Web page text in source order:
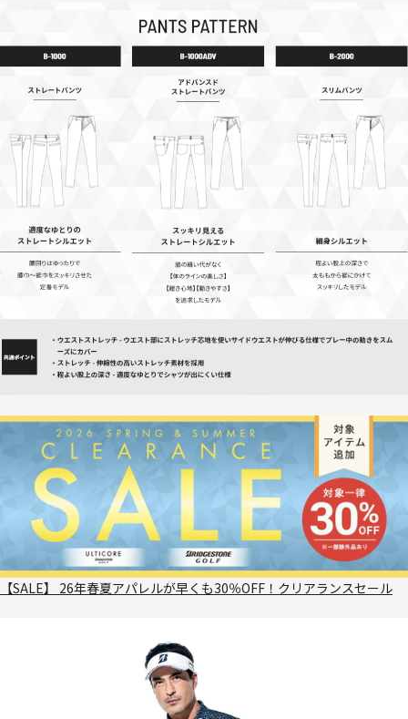
【SALE】 26年春夏アパレルが早くも30％OFF！クリアランスセール